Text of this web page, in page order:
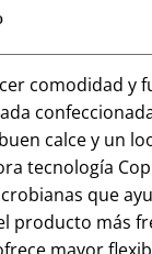
comodidad y
calce y un
tecnología
que
producto más